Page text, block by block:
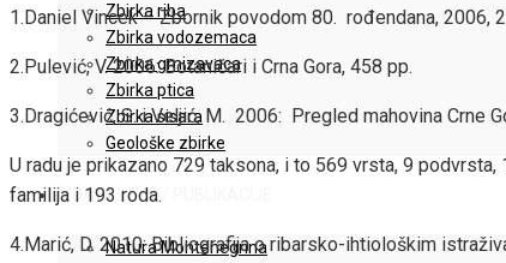
Zbirka riba
Zbirka vodozemaca
Zbirka gmizavaca
Zbirka ptica
Zbirka sisara
Geološke zbirke
IZDAVAŠTVO / PUBLIKACIJE
Natura Montenegrina
1.Daniel Vincek – Zbornik povodom 80. rođendana, 2006,
2.Pulević, V. 2006: Botaničari i Crna Gora, 458 pp.
3.Dragićević, S. i Veljić, M. 2006: Pregled mahovina Crne
U radu je prikazano 729 taksona, i to 569 vrsta, 9
familija i 193 roda.
4.Marić, D. 2010: Bibliografija o ribarsko-ihtiološkim